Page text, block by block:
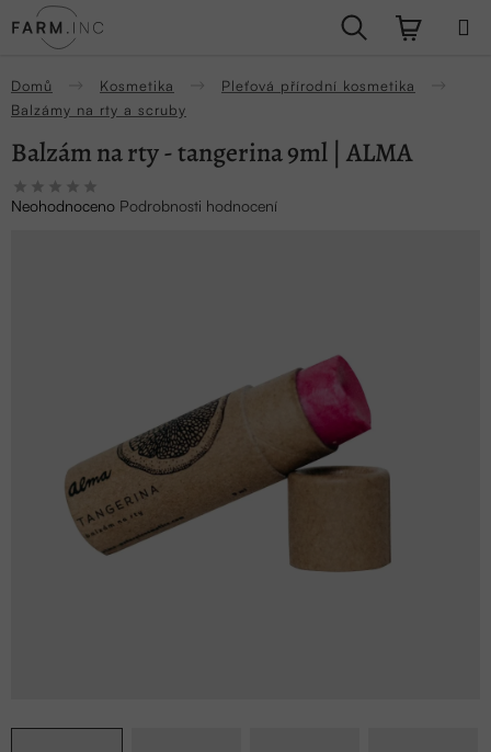
na
Hledat
Domů Kosmetika
Pleťová přírodní kosmetika
Balzámy na rty a scruby
Balzám na rty - tangerina 9ml | ALMA
Průměrné
hodnocení
Neohodnoceno Podrobnosti hodnocení